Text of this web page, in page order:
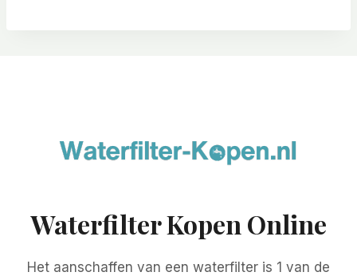
Waterfilter Kopen Online
Het aanschaffen van een waterfilter is 1 van de